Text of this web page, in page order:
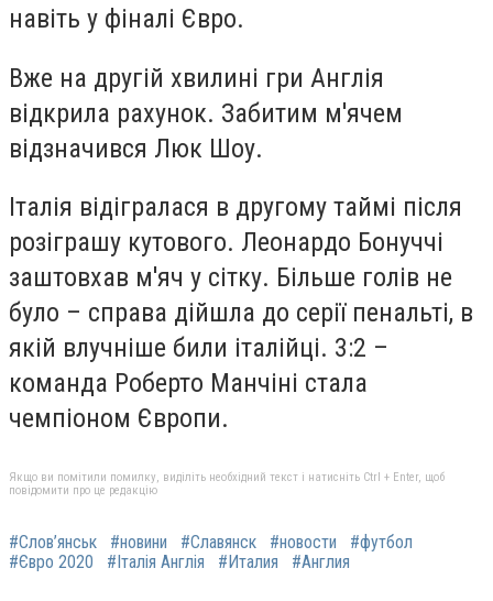
навіть у фіналі Євро.
Вже на другій хвилині гри Англія
відкрила рахунок. Забитим м'ячем
відзначився Люк Шоу.
Італія відігралася в другому таймі після
розіграшу кутового. Леонардо Бонуччі
заштовхав м'яч у сітку. Більше голів не
було – справа дійшла до серії пенальті, в
якій влучніше били італійці. 3:2 –
команда Роберто Манчіні стала
чемпіоном Європи.
Якщо ви помітили помилку, виділіть необхідний текст і натисніть Ctrl + Enter, щоб
повідомити про це редакцію
#Слов’янськ #новини #Славянск #новости
#футбол
#Євро 2020
#Італія Англія #Италия #Англия